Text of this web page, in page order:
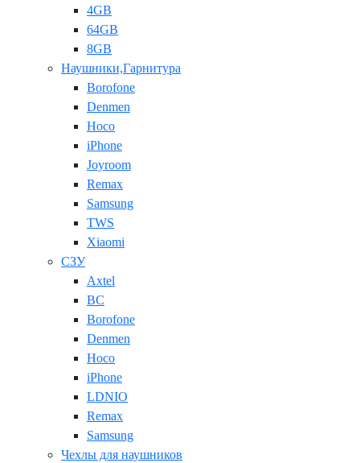
4GB
64GB
8GB
Наушники,Гарнитура
Borofone
Denmen
Hoco
iPhone
Joyroom
Remax
Samsung
TWS
Xiaomi
СЗУ
Axtel
BC
Borofone
Denmen
Hoco
iPhone
LDNIO
Remax
Samsung
Чехлы для наушников